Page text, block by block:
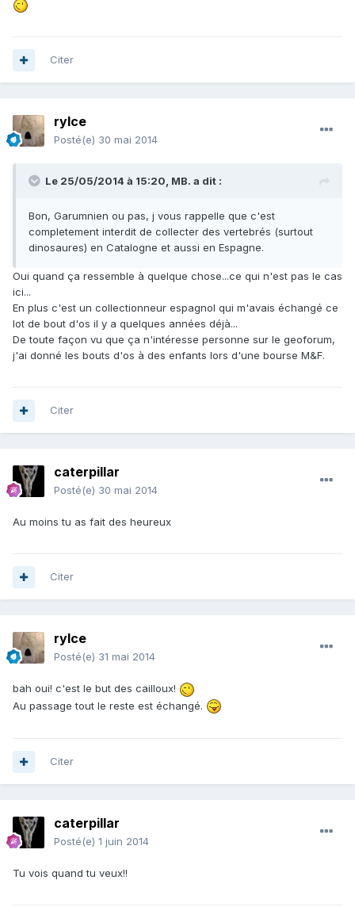
Citer
rylce
Posté(e) 30 mai 2014
Le 25/05/2014 à 15:20, MB. a dit :
Bon, Garumnien ou pas, j vous rappelle que c'est
completement interdit de collecter des vertebrés (surtout
dinosaures) en Catalogne et aussi en Espagne.
Oui quand ça ressemble à quelque chose...ce qui n'est pas le cas
ici...
En plus c'est un collectionneur espagnol qui m'avais échangé ce
lot de bout d'os il y a quelques années déjà...
De toute façon vu que ça n'intéresse personne sur le geoforum,
j'ai donné les bouts d'os à des enfants lors d'une bourse M&F.
Citer
caterpillar
Posté(e) 30 mai 2014
Au moins tu as fait des heureux
Citer
rylce
Posté(e) 31 mai 2014
bah oui! c'est le but des cailloux!
Au passage tout le reste est échangé.
Citer
caterpillar
Posté(e) 1 juin 2014
Tu vois quand tu veux!!